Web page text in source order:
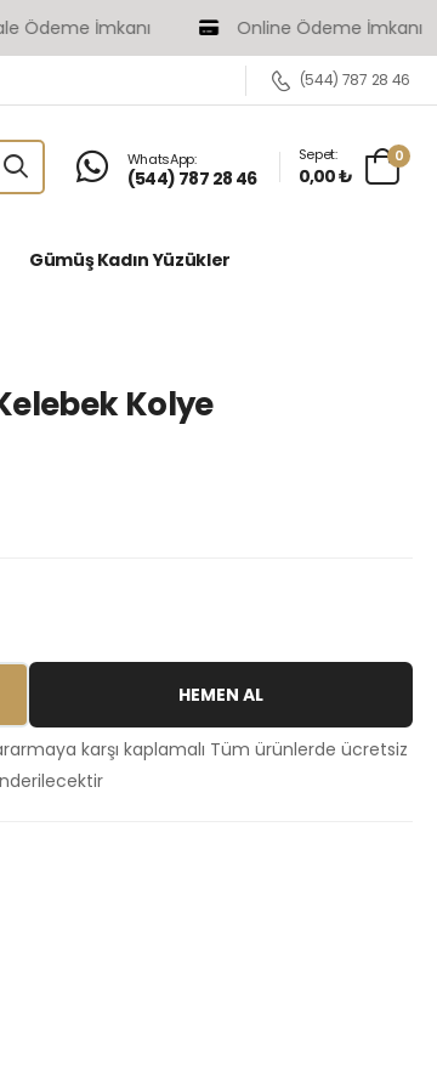
İmkanı Online Ödeme İmkanı
(544) 787 28 46
WhatsApp:
(544) 787 28 46
Sepet:
0,00 ₺
0
Gümüş Kadın Yüzükler
Kolye
HEMEN AL
karşı kaplamalı Tüm ürünlerde ücretsiz